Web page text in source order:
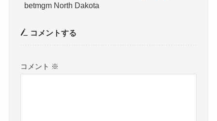
betmgm North Dakota
コメントする
コメント ※